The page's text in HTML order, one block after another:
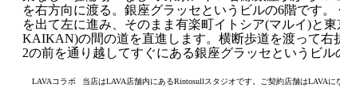
を右方向に渡る。銀座グラッセというビルの6階です
を出て左に進み、そのまま有楽町イトシア(マルイ)と
KAIKAN)の間の道を直進します。横断歩道を渡って右
2の前を通り越してすぐにある銀座グラッセというビル
LAVAコラボ 当店はLAVA店舗内にあるRintosullスタジオです。ご契約店舗はLAVAに